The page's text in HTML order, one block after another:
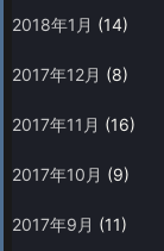
2018年1月 (14)
2017年12月 (8)
2017年11月 (16)
2017年10月 (9)
2017年9月 (11)